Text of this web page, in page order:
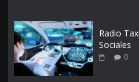
Radio
Sociales
0